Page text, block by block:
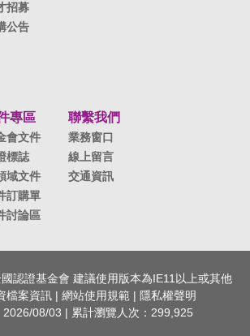
招募
公告
專區
會文件
標誌
域文件
訂購單
討論區
聯繫我們
業務窗口
線上留言
交通資訊
認證基金會 建議使用版本為IE11以上或其他
檔案資訊 | 網站使用規範 | 隱私權聲明
2026/08/03 | 累計瀏覽人次： 299,925